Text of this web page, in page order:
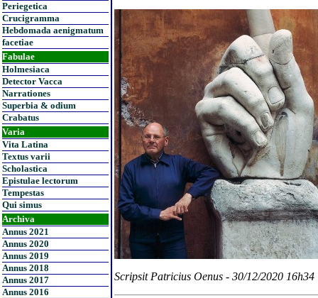
Periegetica
Crucigramma
Hebdomada aenigmatum
facetiae
Fabulae
Holmesiaca
Detector Vacca
Narrationes
Superbia & odium
Crabatus
Varia
Vita Latina
Textus varii
Scholastica
Epistulae lectorum
Tempestas
Qui simus
Archiva
Annus 2021
Annus 2020
Annus 2019
Annus 2018
Annus 2017
Annus 2016
Scripsit Patricius Oenus - 30/12/2020 16h34